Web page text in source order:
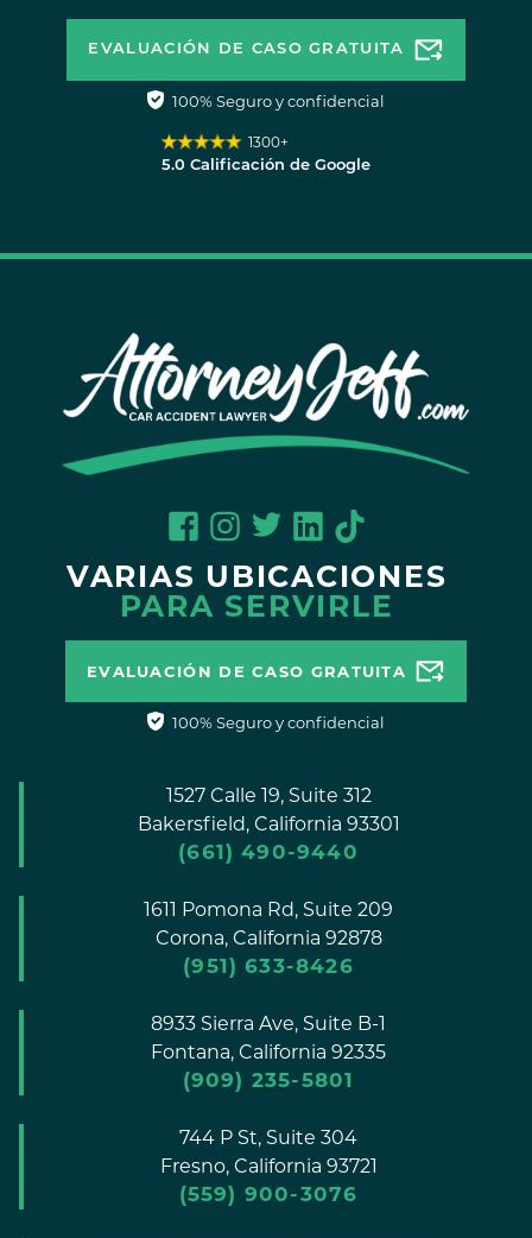
EVALUACIÓN DE CASO GRATUITA
100% Seguro y confidencial
1300+
5.0 Calificación de Google
VARIAS UBICACIONES
PARA SERVIRLE
EVALUACIÓN DE CASO GRATUITA
100% Seguro y confidencial
1527 Calle 19, Suite 312
Bakersfield, California 93301
(661) 490-9440
1611 Pomona Rd, Suite 209
Corona, California 92878
(951) 633-8426
8933 Sierra Ave, Suite B-1
Fontana, California 92335
(909) 235-5801
744 P St, Suite 304
Fresno, California 93721
(559) 900-3076